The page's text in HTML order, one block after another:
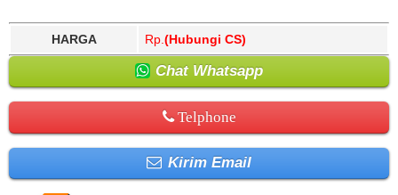
HARGA Rp. (Hubungi CS)
Chat Whatsapp
Telphone
Kirim Email